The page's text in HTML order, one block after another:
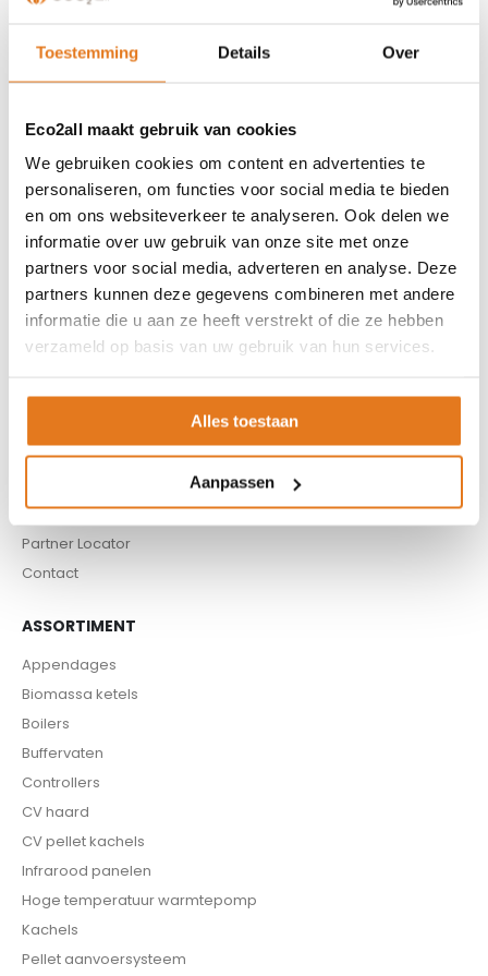
Toestemming Details Over
Eco2all maakt gebruik van cookies
We gebruiken cookies om content en advertenties te
personaliseren, om functies voor social media te bieden
en om ons websiteverkeer te analyseren. Ook delen we
informatie over uw gebruik van onze site met onze
partners voor social media, adverteren en analyse. Deze
partners kunnen deze gegevens combineren met andere
informatie die u aan ze heeft verstrekt of die ze hebben
verzameld op basis van uw gebruik van hun services.
Alles toestaan
Aanpassen
van de beschikbare ruimte) een buffervolume van 70 tot 100
opslagvat met zijn ingebouwde geleide systeem SLS ® is
hiervoor het meest geschikt. Het karakteristieke van deze
bijgevuld moet worden, als ook het rendement van 88 tot 91 %.
Zo zijn onze verwarmingsketels zeer effectief, zuinig en
gemakkelijk in het gebruik.
KLANTENSERVICE
Over ons
Privacybeleid
Algemene voorwaarden
ISDE-subsidie
Partner Locator
Contact
ASSORTIMENT
Appendages
Biomassa ketels
Boilers
Buffervaten
Controllers
CV haard
CV pellet kachels
Infrarood panelen
Hoge temperatuur warmtepomp
Kachels
Pellet aanvoersysteem